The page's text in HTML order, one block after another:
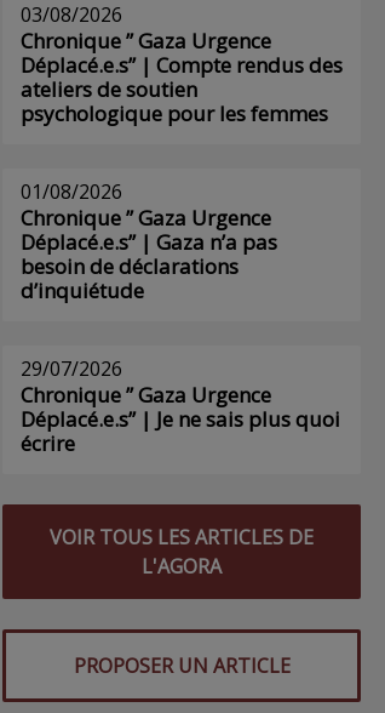
03/08/2026
Chronique ” Gaza Urgence
Déplacé.e.s” | Compte rendus des
ateliers de soutien
psychologique pour les femmes
01/08/2026
Chronique ” Gaza Urgence
Déplacé.e.s” | Gaza n’a pas
besoin de déclarations
d’inquiétude
29/07/2026
Chronique ” Gaza Urgence
Déplacé.e.s” | Je ne sais plus quoi
écrire
VOIR TOUS LES ARTICLES DE
L'AGORA
PROPOSER UN ARTICLE